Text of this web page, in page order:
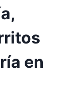
en